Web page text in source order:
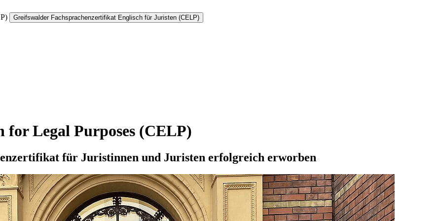
Greifswalder Fachsprachenzertifikat Englisch für Juristen (CELP)
Legal Purposes (CELP)
für Juristinnen und Juristen erfolgreich erworben